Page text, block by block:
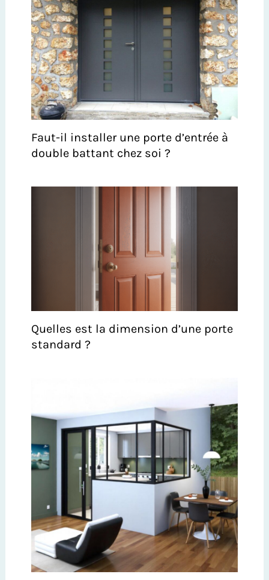
Faut-il installer une porte d’entrée à
double battant chez soi ?
Quelles est la dimension d’une porte
standard ?